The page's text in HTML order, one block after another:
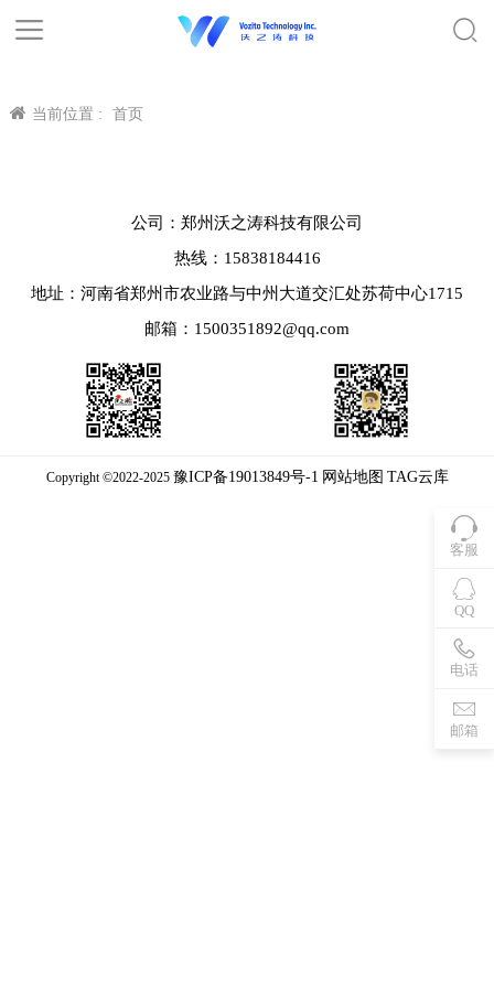
当前位置 : 首页
客服
QQ
电话
邮箱
公司：郑州沃之涛科技有限公司
热线：15838184416
地址：河南省郑州市农业路与中州大道交汇处苏荷中心1715
邮箱：1500351892@qq.com
Copyright ©2022-2025 豫ICP备19013849号-1 网站地图 TAG云库